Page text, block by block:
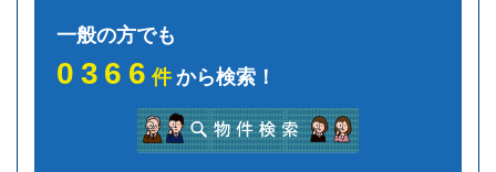
一般の方でも
0366件から検索！